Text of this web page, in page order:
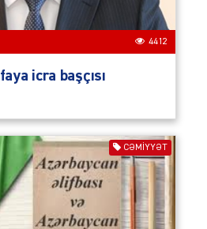
4412
icra başçısı
CƏMIYYƏT